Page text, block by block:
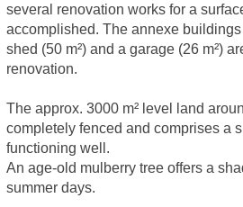
several renovation works for a
accomplished. The annexe buildings
shed (50 m²) and a garage (26 m²)
renovation.
The approx. 3000 m² level land
completely fenced and comprises a
functioning well.
An age-old mulberry tree offers a
summer days.